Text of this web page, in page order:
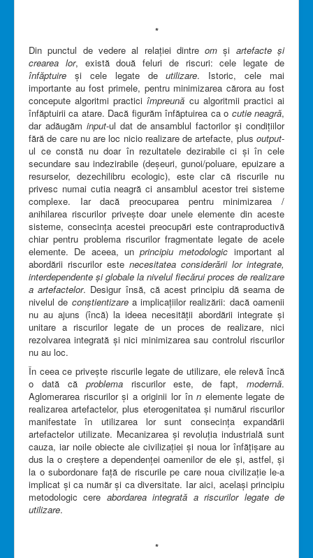
*
Din punctul de vedere al relației dintreom și artefacte și
crearea lor, există două feluri de riscuri: cele legate de
înfăptuire și cele legate deutilizare. Istoric, cele mai
importante au fost primele, pentru minimizarea cărora au fost
concepute algoritmi practiciîmpreună cu algoritmii practici ai
înfăptuirii ca atare. Dacă figurăm înfăptuirea ca o cutie neagră,
dar adăugăm input-ul dat de ansamblul factorilor și condițiilor
fără de care nu are loc nicio realizare de artefacte, plus output-
ul ce constă nu doar în rezultatele dezirabile ci și în cele
secundare sau indezirabile (deșeuri, gunoi/poluare, epuizare a
resurselor, dezechilibru ecologic), este clar că riscurile nu
privesc numai cutia neagră ci ansamblul acestor trei sisteme
complexe. Iar dacă preocuparea pentru minimizarea /
anihilarea riscurilor privește doar unele elemente din aceste
sisteme, consecința acestei preocupări este contraproductivă
chiar pentru problema riscurilor fragmentate legate de acele
elemente. De aceea, unprincipiu metodologic important al
abordării riscurilor este necesitatea considerării lor integrate,
interdependente și globale la nivelul fiecărui proces de realizare
a artefactelor. Desigur însă, că acest principiu dă seama de
nivelul de conștientizarea implicațiilor realizării: dacă oamenii
nu au ajuns (încă) la ideea necesității abordării integrate și
unitare a riscurilor legate de un proces de realizare, nici
rezolvarea integrată și nici minimizarea sau controlul riscurilor
nu au loc.
În ceea ce privește riscurile legate de utilizare, ele relevă încă
o dată că problema riscurilor este, de fapt, modernă.
Aglomerarea riscurilor și a originii lor înn elemente legate de
realizarea artefactelor, plus eterogenitatea și numărul riscurilor
manifestate în utilizarea lor sunt consecința expandării
artefactelor utilizate. Mecanizarea și revoluția industrială sunt
cauza, iar noile obiecte ale civilizației și noua lor înfățișare au
dus la o creștere a dependenței oamenilor de ele și, astfel, și
la o subordonare față de riscurile pe care noua civilizație le-a
implicat și ca număr și ca diversitate. Iar aici, același principiu
metodologic cere abordarea integrată a riscurilor legate de
utilizare.
*